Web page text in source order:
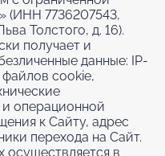
(ИНН 7736207543,
Толстого, д. 16).
получает и
данные: IP-
файлов cookie,
и операционной
к Сайту, адрес
перехода на Сайт.
осуществляется в